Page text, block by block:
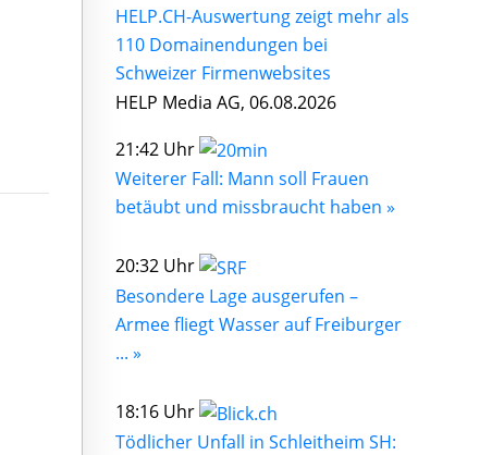
HELP.CH-Auswertung zeigt mehr als
110 Domainendungen bei
Schweizer Firmenwebsites
HELP Media AG, 06.08.2026
21:42 Uhr
Weiterer Fall: Mann soll Frauen
betäubt und missbraucht haben »
20:32 Uhr
Besondere Lage ausgerufen –
Armee fliegt Wasser auf Freiburger
... »
18:16 Uhr
Tödlicher Unfall in Schleitheim SH: